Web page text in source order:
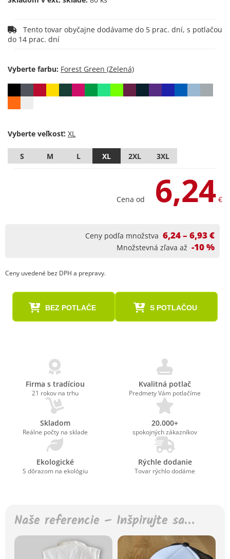
do 14 prac. dní
Vyberte farbu:
Vyberte veľkosť:
S M L XL 2XL 3XL
Cena od 6,24 €
Ceny podľa množstva 6,24 – 6,93 €
Množstevná zľava až -10 %
Ceny uvedené bez DPH a prepravy.
BEZ POTLAČE S POTLAČOU
Firma s tradíciou
21 rokov na trhu
Kvalitná potlač
Predmety Vám potlačíme
Skladom
Reálne počty na sklade
20.000+
spokojných zákazníkov
Ekologické
S dôrazom na ekológiu
Rýchle dodanie
Tovar rýchlo dodáme
Naše referencie – Inšpirujte sa…